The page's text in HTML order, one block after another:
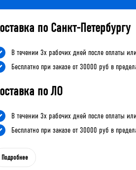
по Санкт-Петербургу
В течении 3х рабочих дней после оплаты
Бесплатно при заказе от 30000 руб в
по ЛО
В течении 3х рабочих дней после оплаты
Бесплатно при заказе от 30000 руб в
Подробнее